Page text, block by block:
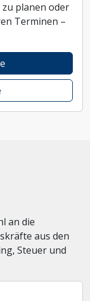
planen oder
Terminen –
an die
aus den
Steuer und